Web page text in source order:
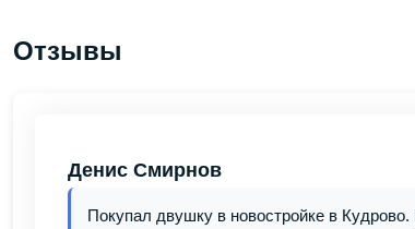
Отзывы
Денис Смирнов
Покупал двушку в новостройке в